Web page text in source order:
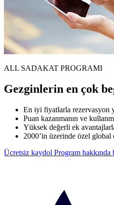
ALL SADAKAT PROGRAMI
Gezginlerin en çok
En iyi fiyatlarla rezervasyon
Puan kazanmanın ve
Yüksek değerli ek
2000’in üzerinde özel
Ücretsiz kaydol Program